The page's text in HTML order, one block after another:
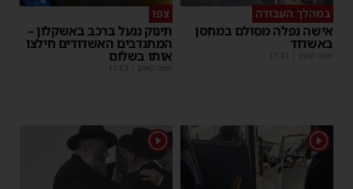
במהלך העבודה
אישה נפלה מסולם במחסן
באשדוד
משה קאהן 17:31
צפו
תינוק ננעל ברכב באשקלון –
המתנדבים האשדודים חילצו
אותו בשלום
משה קאהן 11:53
1
1